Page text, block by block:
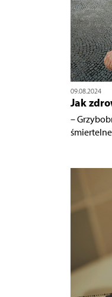
09.08.2024
Jak
–